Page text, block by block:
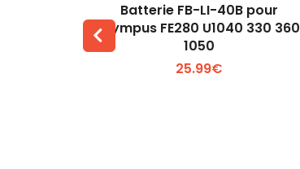
Voir plus +
Batterie FB-LI-40B pour
Olympus FE280 U1040 330 360
1050
25.99€